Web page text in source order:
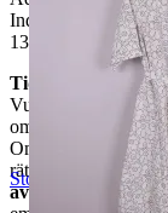
Industrivägen 2
137 37
Tidsfrist för
Vunna objekt ska
om inget annat
Om avhämtning
rätten att
häva
avdrag om 85 kr,